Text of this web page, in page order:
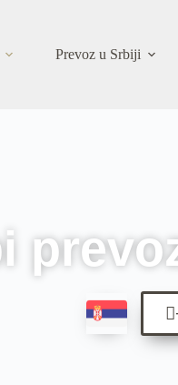
Prevoz u Srbiji